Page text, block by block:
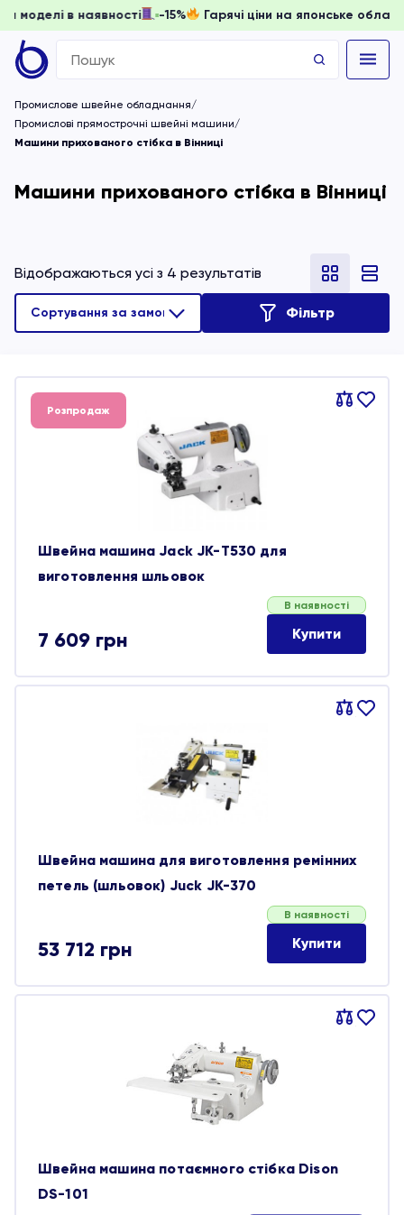
доки моделі в наявності -15% Гарячі ціни на японське
Search
for:
Промислове швейне обладнання
Промислові прямострочні швейні машини
Машини прихованого стібка в Вінниці
Машини прихованого стібка в Вінниці
Відображаються усі з 4 результатів
Фільтр
Порівняти
В
Розпродаж
Швейна машина Jack JK-Т530 для
виготовлення шльовок
7 609 грн
В наявності
Купити
Порівняти
В
Швейна машина для виготовлення ремінних
петель (шльовок) Juck JK-370
53 712 грн
В наявності
Купити
Порівняти
В
Швейна машина потаємного стібка Dison
DS-101